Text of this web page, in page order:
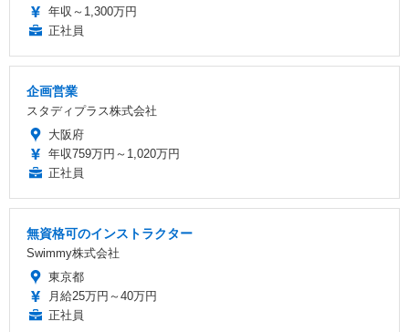
年収～1,300万円
正社員
企画営業
スタディプラス株式会社
大阪府
年収759万円～1,020万円
正社員
無資格可のインストラクター
Swimmy株式会社
東京都
月給25万円～40万円
正社員